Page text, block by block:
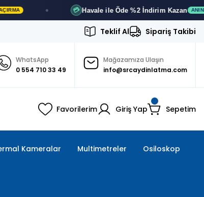
💳 Havale ile Öde %2 İndirim Kazan ANINDA İNDIRIM
Teklif Al Sipariş Takibi
WhatsApp
0 554 710 33 49
Mağazamıza Ulaşın
info@srcaydinlatma.com
Favorilerim Giriş Yap Sepetim
Kameralar Multimetreler Osiloskop